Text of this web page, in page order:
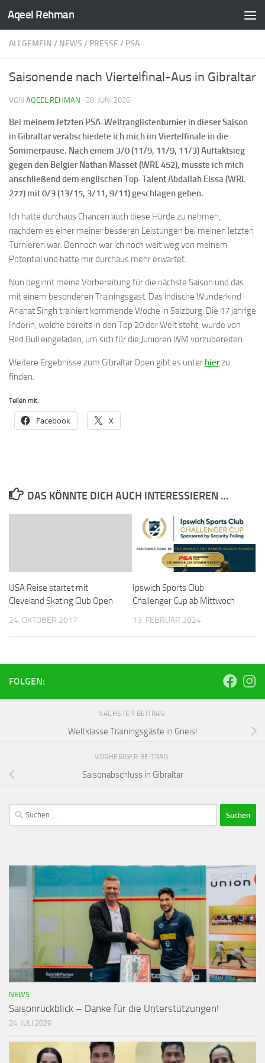
Aqeel Rehman
ALLGEMEIN / NEWS / PRESSE / PSA
Saisonende nach Viertelfinal-Aus in Gibraltar
VON AQEEL REHMAN · 28. JUNI 2026
Bei meinem letzten PSA-Weltranglistenturnier in dieser Saison
in Gibraltar verabschiedete ich mich im Viertelfinale in die
Sommerpause. Nach einem 3/0 (11/9, 11/9, 11/3) Auftaktsieg
gegen den Belgier Nathan Masset (WRL 452), musste ich mich
anschließend dem englischen Top-Talent Abdallah Eissa (WRL
277) mit 0/3 (13/15, 3/11, 9/11) geschlagen geben.
Ich hatte durchaus Chancen auch diese Hürde zu nehmen,
nachdem es einer meiner besseren Leistungen bei meinen letzten
Turnieren war. Dennoch war ich noch weit weg von meinem
Potential und hatte mir durchaus mehr erwartet.
Nun beginnt meine Vorbereitung für die nächste Saison und das
mit einem besonderen Trainingsgast. Das indische Wunderkind
Anahat Singh trainiert kommende Woche in Salzburg. Die 17 jährige
Inderin, welche bereits in den Top 20 der Welt steht, wurde von
Red Bull eingeladen, um sich für die Junioren WM vorzubereiten.
Weitere Ergebnisse zum Gibraltar Open gibt es unter hierzu
finden.
Teilen mit:
Facebook X
DAS KÖNNTE DICH AUCH INTERESSIEREN …
USA Reise startet mit
Cleveland Skating Club Open
24. OKTOBER 2017
Ipswich Sports Club
Challenger Cup ab Mittwoch
13. FEBRUAR 2024
FOLGEN:
NÄCHSTER BEITRAG
Weltklasse Trainingsgäste in Gneis!
VORHERIGER BEITRAG
Saisonabschluss in Gibraltar
NEWS
Saisonrückblick – Danke für die Unterstützungen!
24. JULI 2026